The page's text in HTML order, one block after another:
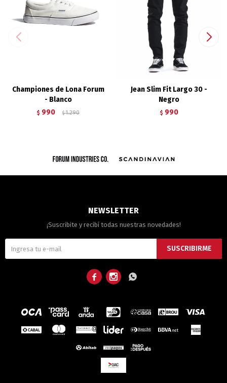
Championes de Lona Forum
- Blanco
$ 990 $ 1.290
Jean Slim Fit Largo 30 -
Negro
$ 990
NEWSLETTER
¡Suscribite y recibí todas nuestras novedades!
SUSCRIBIRME
  